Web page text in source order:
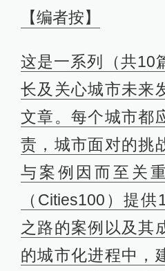
【编者按】
这是一系列（共10
长及关心城市未来
文章。每个城市都
责，城市面对的挑
与案例因而至关
（Cities100）提
之路的案例以及其
的城市化进程中，